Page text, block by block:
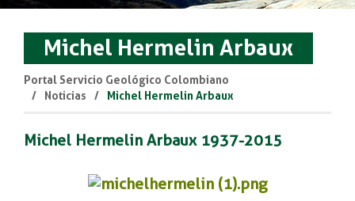
Michel Hermelin Arbaux
Portal Servicio Geológico Colombiano
Noticias
Michel Hermelin Arbaux
​Michel Hermelin Arbaux 1937-2015